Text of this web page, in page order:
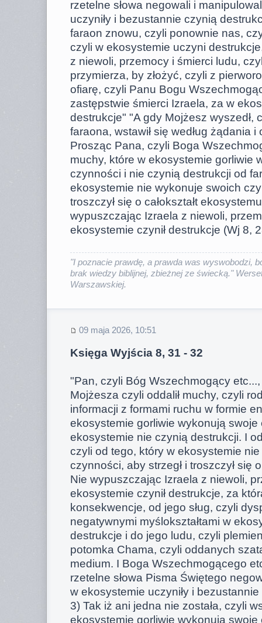
rzetelne słowa negowali i
uczyniły i bezustannie czynią
faraon znowu, czyli ponownie nas,
czyli w ekosystemie uczyni
z niewoli, przemocy i śmierci ludu,
przymierza, by złożyć, czyli z
ofiarę, czyli Panu Bogu
zastępstwie śmierci Izraela, za w
destrukcje" "A gdy Mojżesz wyszedł,
faraona, wstawił się według żądania
Prosząc Pana, czyli Boga
muchy, które w ekosystemie gorliwie
czynności i nie czynią destrukcji od
ekosystemie nie wykonuje swoich
troszczył się o całokształt
wypuszczając Izraela z niewoli,
ekosystemie czynił destrukcje (Wj 8,
"I poznacie prawdę, a prawda was wyswobodzi,
brak wiedzy biblijnej, zbieżnej ze świecką."
Warszawskiej.
09 maja 2026, 10:51
Księga Wyjścia 8, 31 - 32
"Pan, czyli Bóg Wszechmogący etc...,
Mojżesza czyli oddalił muchy, czyli
informacji z formami ruchu w formie
ekosystemie gorliwie wykonują swoje
ekosystemie nie czynią destrukcji. I
czyli od tego, który w ekosystemie
czynności, aby strzegł i troszczył się
Nie wypuszczając Izraela z niewoli,
ekosystemie czynił destrukcje, za
konsekwencje, od jego sług, czyli
negatywnymi myślokształtami w
destrukcje i do jego ludu, czyli
potomka Chama, czyli oddanych
medium. I Boga Wszechmogącego
rzetelne słowa Pisma Świętego
w ekosystemie uczyniły i
3) Tak iż ani jedna nie została, czyli
ekosystemie gorliwie wykonują